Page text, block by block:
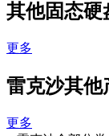
其他固态硬
更多
雷克沙其他
更多